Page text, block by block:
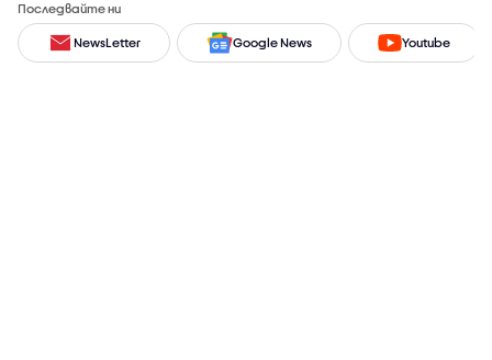
Последвайте ни
NewsLetter Google News Youtube